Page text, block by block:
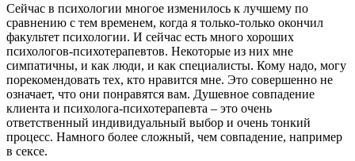
Сейчас в психологии многое изменилось к лучшему по
сравнению с тем временем, когда я только-только окончил
факультет психологии. И сейчас есть много хороших
психологов-психотерапевтов. Некоторые из них мне
симпатичны, и как люди, и как специалисты. Кому надо, могу
порекомендовать тех, кто нравится мне. Это совершенно не
означает, что они понравятся вам. Душевное совпадение
клиента и психолога-психотерапевта – это очень
ответственный индивидуальный выбор и очень тонкий
процесс. Намного более сложный, чем совпадение, например
в сексе.